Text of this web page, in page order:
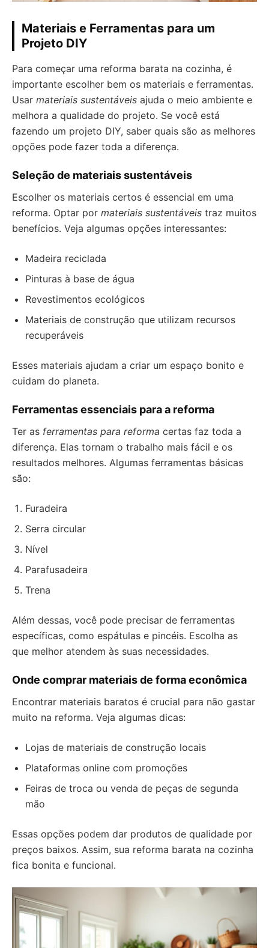
Materiais e Ferramentas para um
Projeto DIY
Para começar uma reforma barata na cozinha, é
importante escolher bem os materiais e ferramentas.
Usar materiais sustentáveis ajuda o meio ambiente e
melhora a qualidade do projeto. Se você está
fazendo um projeto DIY, saber quais são as melhores
opções pode fazer toda a diferença.
Seleção de materiais sustentáveis
Escolher os materiais certos é essencial em uma
reforma. Optar por materiais sustentáveis traz muitos
benefícios. Veja algumas opções interessantes:
Madeira reciclada
Pinturas à base de água
Revestimentos ecológicos
Materiais de construção que utilizam recursos
recuperáveis
Esses materiais ajudam a criar um espaço bonito e
cuidam do planeta.
Ferramentas essenciais para a reforma
Ter as ferramentas para reforma certas faz toda a
diferença. Elas tornam o trabalho mais fácil e os
resultados melhores. Algumas ferramentas básicas
são:
Furadeira
Serra circular
Nível
Parafusadeira
Trena
Além dessas, você pode precisar de ferramentas
específicas, como espátulas e pincéis. Escolha as
que melhor atendem às suas necessidades.
Onde comprar materiais de forma econômica
Encontrar materiais baratos é crucial para não gastar
muito na reforma. Veja algumas dicas:
Lojas de materiais de construção locais
Plataformas online com promoções
Feiras de troca ou venda de peças de segunda
mão
Essas opções podem dar produtos de qualidade por
preços baixos. Assim, sua reforma barata na cozinha
fica bonita e funcional.